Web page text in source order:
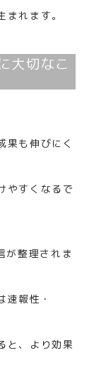
れます。
大切なこ
果も伸びにく
やすくなるで
が整理されま
報性・
と、より効果